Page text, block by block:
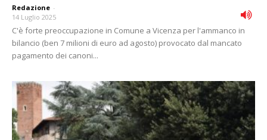
Redazione -
14 Luglio 2025
C'è forte preoccupazione in Comune a Vicenza per l'ammanco in
bilancio (ben 7 milioni di euro ad agosto) provocato dal mancato
pagamento dei canoni...